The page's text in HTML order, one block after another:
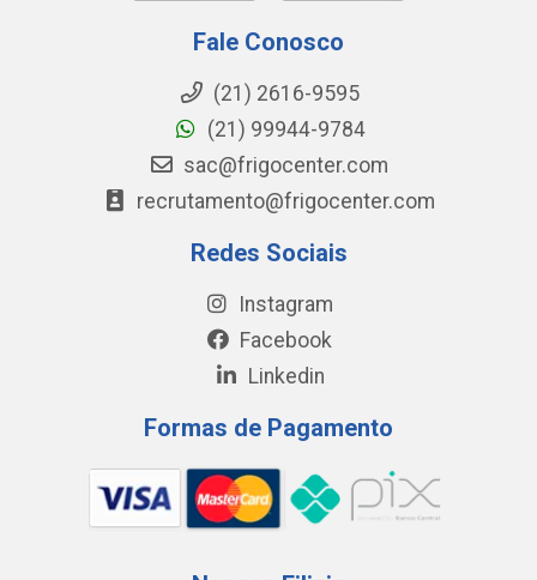
Fale Conosco
(21) 2616-9595
(21) 99944-9784
sac@frigocenter.com
recrutamento@frigocenter.com
Redes Sociais
Instagram
Facebook
Linkedin
Formas de Pagamento